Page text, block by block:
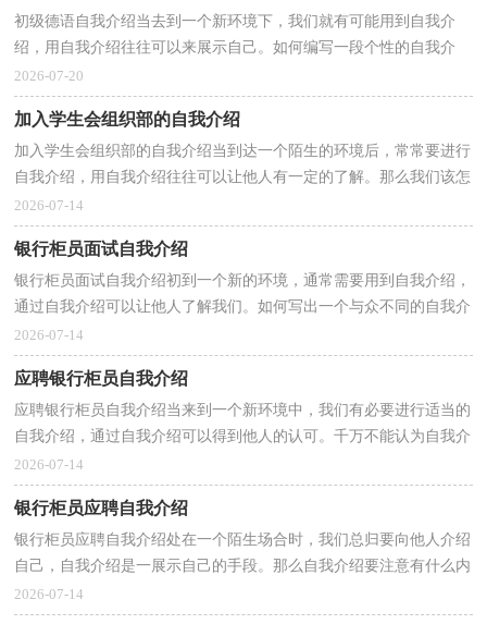
初级德语自我介绍当去到一个新环境下，我们就有可能用到自我介
绍，用自我介绍往往可以来展示自己。如何编写一段个性的自我介
绍？下面是小编为大家收集的初级德语自我介绍，欢迎大家...
2026-07-20
加入学生会组织部的自我介绍
加入学生会组织部的自我介绍当到达一个陌生的环境后，常常要进行
自我介绍，用自我介绍往往可以让他人有一定的了解。那么我们该怎
么去写自我介绍呢？以下是小编整理的加入学生会组...
2026-07-14
银行柜员面试自我介绍
银行柜员面试自我介绍初到一个新的环境，通常需要用到自我介绍，
通过自我介绍可以让他人了解我们。如何写出一个与众不同的自我介
绍？下面是小编精心整理的银行柜员面试自我介绍，供...
2026-07-14
应聘银行柜员自我介绍
应聘银行柜员自我介绍当来到一个新环境中，我们有必要进行适当的
自我介绍，通过自我介绍可以得到他人的认可。千万不能认为自我介
绍随便应付就可以，下面是小编为大家收集的应聘银...
2026-07-14
银行柜员应聘自我介绍
银行柜员应聘自我介绍处在一个陌生场合时，我们总归要向他人介绍
自己，自我介绍是一展示自己的手段。那么自我介绍要注意有什么内
容呢？下面是小编精心整理的银行柜员应聘自我介绍...
2026-07-14